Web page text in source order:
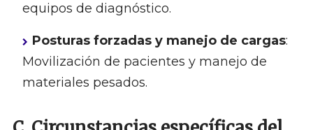
equipos de diagnóstico.
Posturas forzadas y manejo de cargas:
Movilización de pacientes y manejo de
materiales pesados.